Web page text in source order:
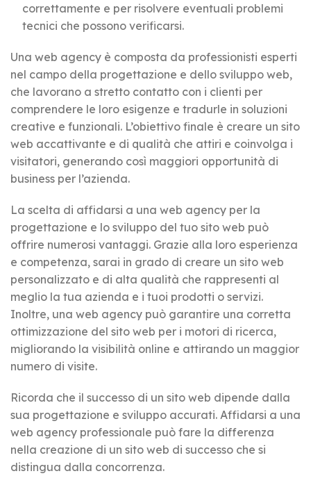
correttamente e per risolvere eventuali problemi
tecnici che possono verificarsi.
Una web agency è composta da professionisti esperti
nel campo della progettazione e dello sviluppo web,
che lavorano a stretto contatto con i clienti per
comprendere le loro esigenze e tradurle in soluzioni
creative e funzionali. L’obiettivo finale è creare un sito
web accattivante e di qualità che attiri e coinvolga i
visitatori, generando così maggiori opportunità di
business per l’azienda.
La scelta di affidarsi a una web agency per la
progettazione e lo sviluppo del tuo sito web può
offrire numerosi vantaggi. Grazie alla loro esperienza
e competenza, sarai in grado di creare un sito web
personalizzato e di alta qualità che rappresenti al
meglio la tua azienda e i tuoi prodotti o servizi.
Inoltre, una web agency può garantire una corretta
ottimizzazione del sito web per i motori di ricerca,
migliorando la visibilità online e attirando un maggior
numero di visite.
Ricorda che il successo di un sito web dipende dalla
sua progettazione e sviluppo accurati. Affidarsi a una
web agency professionale può fare la differenza
nella creazione di un sito web di successo che si
distingua dalla concorrenza.